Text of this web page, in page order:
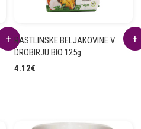
RASTLINSKE BELJAKOVINE V
DROBIRJU BIO 125g
4.12€